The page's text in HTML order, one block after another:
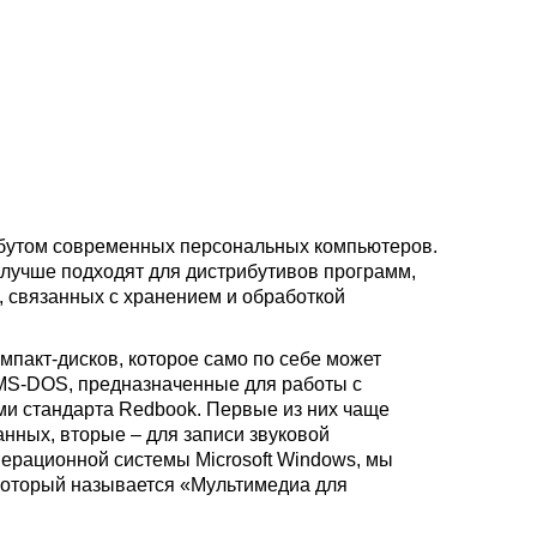
современных персональных компьютеров.
подходят для дистрибутивов программ,
с хранением и обработкой
дисков, которое само по себе может
DOS, предназначенные для работы с
стандарта Redbook. Первые из них чаще
вторые – для записи звуковой
системы Microsoft Windows, мы
называется «Мультимедиа для